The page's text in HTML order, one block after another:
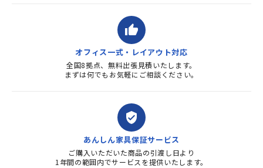
thumb_up
オフィス一式・レイアウト対応
全国8拠点、無料出張見積いたします。
まずは何でもお気軽にご相談ください。
verified_user
あんしん家具保証サービス
ご購入いただいた商品の引渡し日より
1年間の範囲内でサービスを提供いたします。